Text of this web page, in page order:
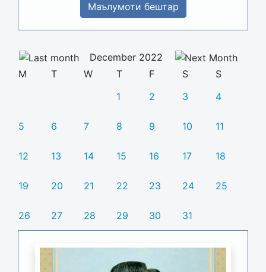
Маълумоти бештар
December 2022
M
T W T F S
S
1
2 3 4
5 6 7 8 9 10 11
12 13 14 15 16 17 18
19 20 21 22 23 24 25
26 27 28 29 30 31